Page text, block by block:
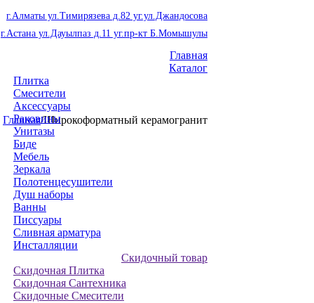
г.Алматы ул.Тимирязева д.82 уг.ул.Джандосова
г.Астана ул.Дауылпаз д.11 уг.пр-кт Б.Момышулы
Главная
Каталог
Плитка
Смесители
Аксессуары
Раковины
Унитазы
Биде
Мебель
Зеркала
Полотенцесушители
Душ наборы
Ванны
Писсуары
Сливная арматура
Инсталляции
Скидочный товар
Скидочная Плитка
Скидочная Сантехника
Скидочные Смесители
Главная/Широкоформатный керамогранит